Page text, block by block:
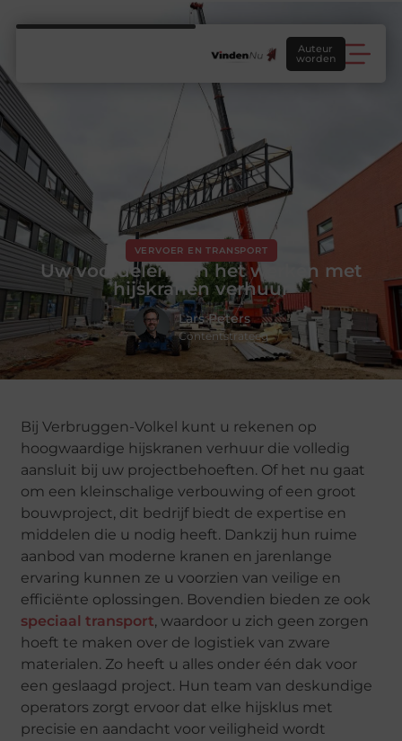
Auteur
worden
VERVOER EN TRANSPORT
Uw voordelen van het werken met
hijskranen verhuur
Lars Peters
Contentstrateeg
Bij Verbruggen-Volkel kunt u rekenen op
hoogwaardige hijskranen verhuur die volledig
aansluit bij uw projectbehoeften. Of het nu gaat
om een kleinschalige verbouwing of een groot
bouwproject, dit bedrijf biedt de expertise en
middelen die u nodig heeft. Dankzij hun ruime
aanbod van moderne kranen en jarenlange
ervaring kunnen ze u voorzien van veilige en
efficiënte oplossingen. Bovendien bieden ze ook
speciaal transport, waardoor u zich geen zorgen
hoeft te maken over de logistiek van zware
materialen. Zo heeft u alles onder één dak voor
een geslaagd project. Hun team van deskundige
operators zorgt ervoor dat elke hijsklus met
precisie en aandacht voor veiligheid wordt